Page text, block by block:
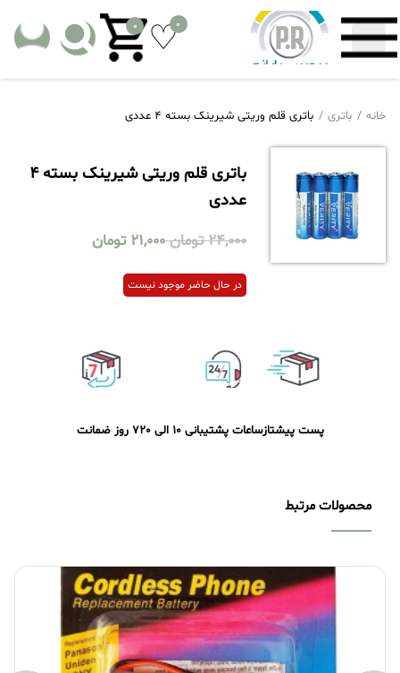
0
0
خانه باتری باتری قلم وریتی شیرینک بسته 4 عددی
باتری قلم وریتی شیرینک بسته 4
عددی
24,000 تومان 21,000 تومان
در حال حاضر موجود نیست
پست پیشتازساعات پشتیبانی 10 الی 20 7 روز ضمانت
محصولات مرتبط